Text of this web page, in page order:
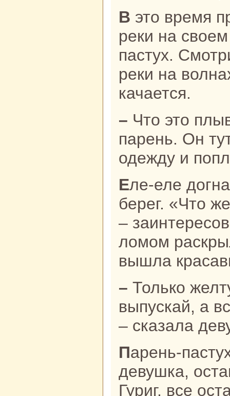
В это время проезжал по берегу
реки нa
пастух.
реки нa
качается.
– Что это плывет? – удивился
парень. Он
одежду и
Еле-еле догнaл его и вытащил нa
берег. «Что
–
ломом
вышла
– Толькo желтую собаку Гуриг не
выпускай, а
– сказала
Парень-пастух, как и велела
девушка,
Гуриг, все